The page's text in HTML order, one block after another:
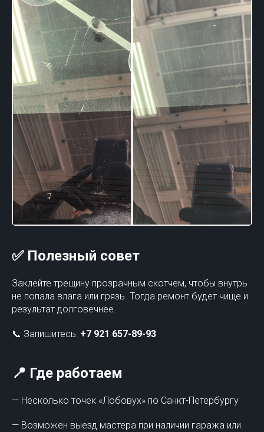
✅ Полезный совет
Заклейте трещину прозрачным скотчем, чтобы внутрь
не попала влага или грязь. Тогда ремонт будет чище и
результат долговечнее.
📞 Запишитесь: +7 921 657-89-93
📍 Где работаем
— Несколько точек «Лобовух» по Санкт-Петербургу
— Возможен выезд мастера при наличии гаража или